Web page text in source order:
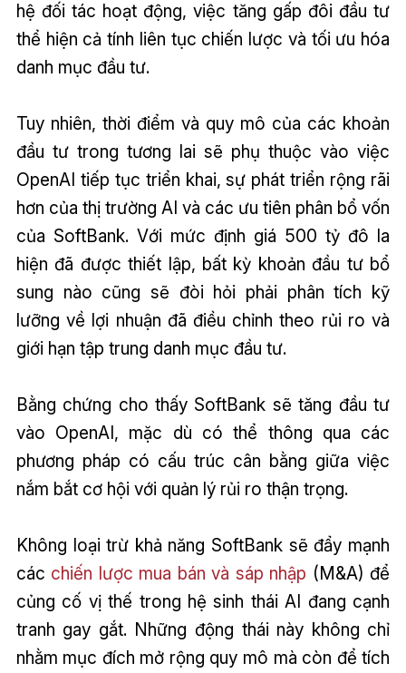
hệ đối tác hoạt động, việc tăng gấp đôi đầu tư
thể hiện cả tính liên tục chiến lược và tối ưu hóa
danh mục đầu tư.
Tuy nhiên, thời điểm và quy mô của các khoản
đầu tư trong tương lai sẽ phụ thuộc vào việc
OpenAI tiếp tục triển khai, sự phát triển rộng rãi
hơn của thị trường AI và các ưu tiên phân bổ vốn
của SoftBank. Với mức định giá 500 tỷ đô la
hiện đã được thiết lập, bất kỳ khoản đầu tư bổ
sung nào cũng sẽ đòi hỏi phải phân tích kỹ
lưỡng về lợi nhuận đã điều chỉnh theo rủi ro và
giới hạn tập trung danh mục đầu tư.
Bằng chứng cho thấy SoftBank sẽ tăng đầu tư
vào OpenAI, mặc dù có thể thông qua các
phương pháp có cấu trúc cân bằng giữa việc
nắm bắt cơ hội với quản lý rủi ro thận trọng.
Không loại trừ khả năng SoftBank sẽ đẩy mạnh
các chiến lược mua bán và sáp nhập (M&A) để
củng cố vị thế trong hệ sinh thái AI đang cạnh
tranh gay gắt. Những động thái này không chỉ
nhằm mục đích mở rộng quy mô mà còn để tích